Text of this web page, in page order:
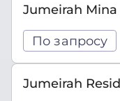
Jumeirah Mina
По запросу
Jumeirah